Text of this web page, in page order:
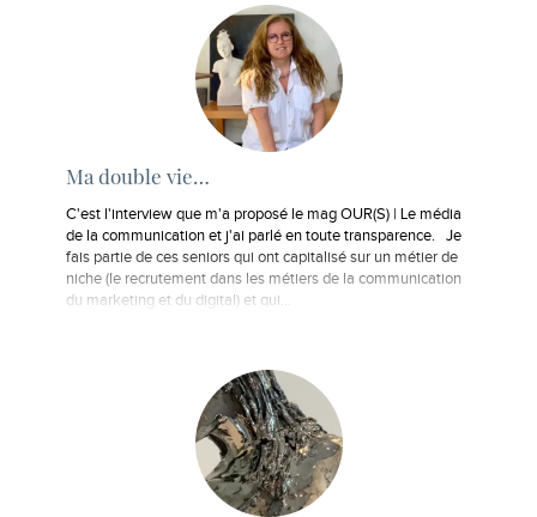
Ma double vie…
C'est l'interview que m'a proposé le mag OUR(S) | Le média
de la communication et j'ai parlé en toute transparence. Je
fais partie de ces seniors qui ont capitalisé sur un métier de
niche (le recrutement dans les métiers de la communication
du marketing et du digital) et qui…